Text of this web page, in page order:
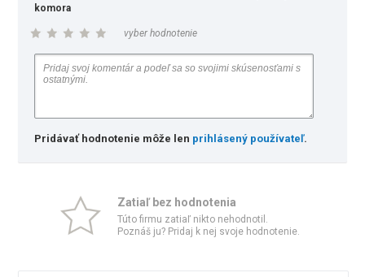
komora
vyber hodnotenie
Pridávať hodnotenie môže len prihlásený používateľ.
Zatiaľ bez hodnotenia
Túto firmu zatiaľ nikto nehodnotil.
Poznáš ju? Pridaj k nej svoje hodnotenie.